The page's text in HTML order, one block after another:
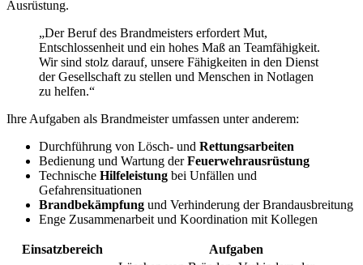
Ausrüstung.
„Der Beruf des Brandmeisters erfordert Mut,
Entschlossenheit und ein hohes Maß an Teamfähigkeit.
Wir sind stolz darauf, unsere Fähigkeiten in den Dienst
der Gesellschaft zu stellen und Menschen in Notlagen
zu helfen.“
Ihre Aufgaben als Brandmeister umfassen unter anderem:
Durchführung von Lösch- und Rettungsarbeiten
Bedienung und Wartung derFeuerwehrausrüstung
Technische Hilfeleistung bei Unfällen und
Gefahrensituationen
Brandbekämpfung und Verhinderung der Brandausbreitung
Enge Zusammenarbeit und Koordination mit Kollegen
Einsatzbereich
Aufgaben